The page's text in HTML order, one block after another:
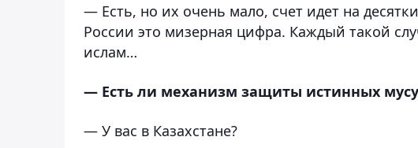
— Есть, но их очень мало, счет идет на
России это мизерная цифра. Каждый такой
ислам…
— Есть ли механизм защиты истинных
— У вас в Казахстане?